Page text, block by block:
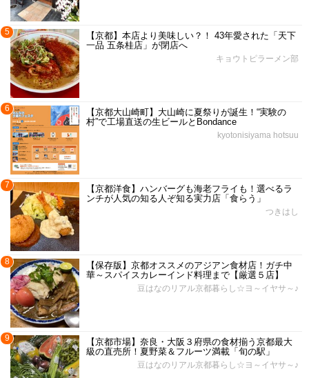
5
【京都】本店より美味しい？！ 43年愛された「天下
一品 五条桂店」が閉店へ
キョウトピラーメン部
6
【京都大山崎町】大山崎に夏祭りが誕生！“実験の
村”で工場直送の生ビールとBondance
kyotonisiyama hotsuu
7
【京都洋食】ハンバーグも海老フライも！選べるラ
ンチが人気の知る人ぞ知る実力店「食らう」
つきはし
8
【保存版】京都オススメのアジアン食材店！ガチ中
華～スパイスカレーインド料理まで【厳選５店】
豆はなのリアル京都暮らし☆ヨ～イヤサ～♪
9
【京都市場】奈良・大阪３府県の食材揃う京都最大
級の直売所！夏野菜＆フルーツ満載「旬の駅」
豆はなのリアル京都暮らし☆ヨ～イヤサ～♪